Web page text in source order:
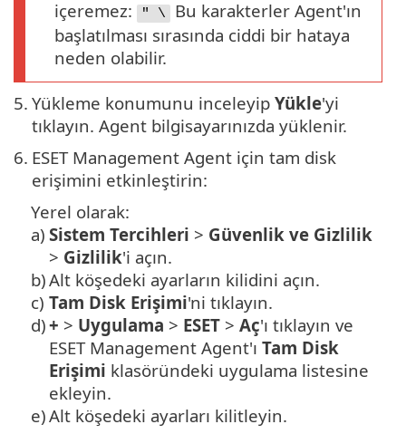
içeremez: " \
Bu karakterler Agent'ın
başlatılması sırasında ciddi bir hataya
neden olabilir.
5. Yükleme konumunu inceleyip Yükle'yi
tıklayın. Agent bilgisayarınızda yüklenir.
6. ESET Management Agent için tam disk
erişimini etkinleştirin:
Yerel olarak:
a) Sistem Tercihleri > Güvenlik ve Gizlilik
> Gizlilik'i açın.
b)Alt köşedeki ayarların kilidini açın.
c) Tam Disk Erişimi'ni tıklayın.
d)+ > Uygulama > ESET > Aç'ı tıklayın ve
ESET Management Agent'ı Tam Disk
Erişimi klasöründeki uygulama listesine
ekleyin.
e)Alt köşedeki ayarları kilitleyin.